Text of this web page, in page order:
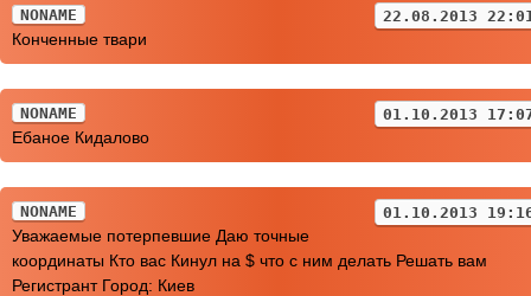
NONAME 22.08.2013
Конченные твари
NONAME 01.10.2013
Ебаное Кидалово
NONAME 01.10.2013
Уважаемые потерпевшие Даю точные
координаты Кто вас Кинул на $ что с ним делать Решать вам
Регистрант Город: Киев